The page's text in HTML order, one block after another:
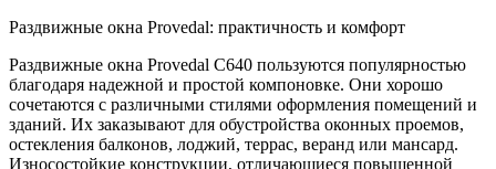
Раздвижные окна Provedal: практичность и комфорт
Раздвижные окна Provedal C640 пользуются популярностью
благодаря надежной и простой компоновке. Они хорошо
сочетаются с различными стилями оформления помещений и
зданий. Их заказывают для обустройства оконных проемов,
остекления балконов, лоджий, террас, веранд или мансард.
Износостойкие конструкции, отличающиеся повышенной